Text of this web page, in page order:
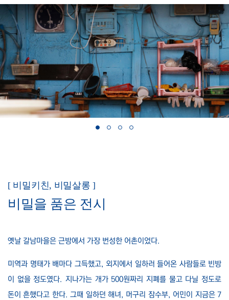
[ 비밀키친, 비밀살롱 ]
비밀을 품은 전시
옛날 갈남마을은 근방에서 가장 번성한 어촌이었다.
미역과 명태가 배마다 그득했고, 외지에서 일하러 들어온 사람들로 빈방
이 없을 정도였다. 지나가는 개가 500원짜리 지폐를 물고 다닐 정도로
돈이 흔했다고 한다. 그때 일하던 해녀, 머구리 잠수부, 어민이 지금은 7